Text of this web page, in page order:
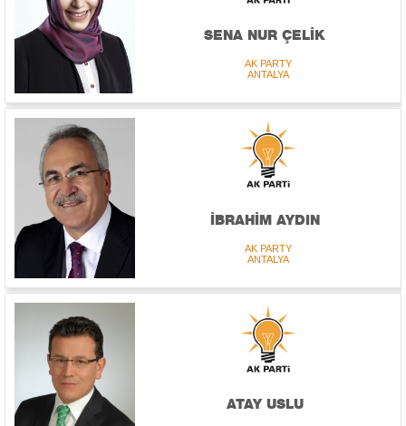
SENA NUR ÇELİK
AK PARTY
ANTALYA
İBRAHİM AYDIN
AK PARTY
ANTALYA
ATAY USLU